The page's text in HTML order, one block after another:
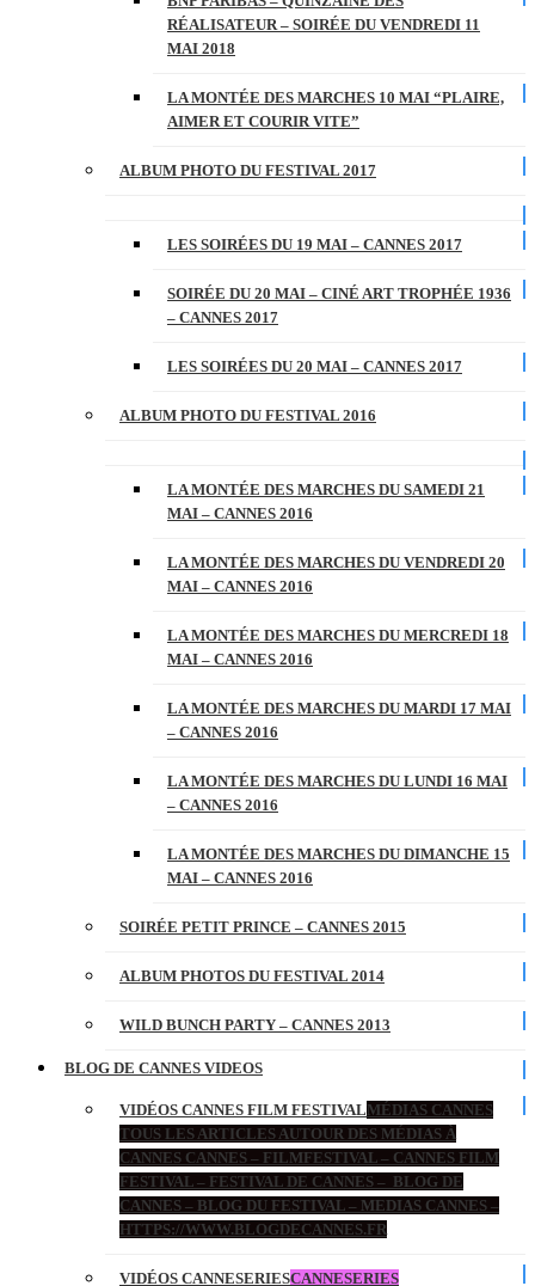
RÉALISATEUR – SOIRÉE DU VENDREDI 11
MAI 2018
LA MONTÉE DES MARCHES 10 MAI “PLAIRE,
AIMER ET COURIR VITE”
ALBUM PHOTO DU FESTIVAL 2017
LES SOIRÉES DU 19 MAI – CANNES 2017
SOIRÉE DU 20 MAI – CINÉ ART TROPHÉE 1936
– CANNES 2017
LES SOIRÉES DU 20 MAI – CANNES 2017
ALBUM PHOTO DU FESTIVAL 2016
LA MONTÉE DES MARCHES DU SAMEDI 21
MAI – CANNES 2016
LA MONTÉE DES MARCHES DU VENDREDI 20
MAI – CANNES 2016
LA MONTÉE DES MARCHES DU MERCREDI 18
MAI – CANNES 2016
LA MONTÉE DES MARCHES DU MARDI 17 MAI
– CANNES 2016
LA MONTÉE DES MARCHES DU LUNDI 16 MAI
– CANNES 2016
LA MONTÉE DES MARCHES DU DIMANCHE 15
MAI – CANNES 2016
SOIRÉE PETIT PRINCE – CANNES 2015
ALBUM PHOTOS DU FESTIVAL 2014
WILD BUNCH PARTY – CANNES 2013
BLOG DE CANNES VIDEOS
VIDÉOS CANNES FILM FESTIVALMÉDIAS CANNES
TOUS LES ARTICLES AUTOUR DES MÉDIAS À
CANNES CANNES – FILMFESTIVAL – CANNES FILM
FESTIVAL – FESTIVAL DE CANNES – BLOG DE
CANNES – BLOG DU FESTIVAL – MEDIAS CANNES –
HTTPS://WWW.BLOGDECANNES.FR
VIDÉOS CANNESERIESCANNESERIES